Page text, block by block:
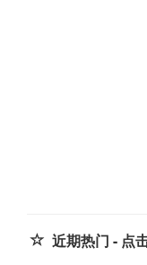
近期热门 - 点